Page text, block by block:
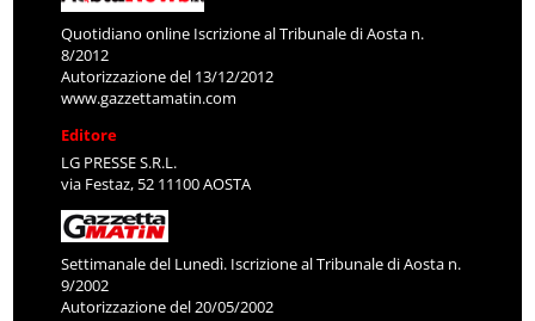
Quotidiano online Iscrizione al Tribunale di Aosta n.
8/2012
Autorizzazione del 13/12/2012
www.gazzettamatin.com
Editore
LG PRESSE S.R.L.
via Festaz, 52 11100 AOSTA
Settimanale del Lunedì. Iscrizione al Tribunale di Aosta n.
9/2002
Autorizzazione del 20/05/2002